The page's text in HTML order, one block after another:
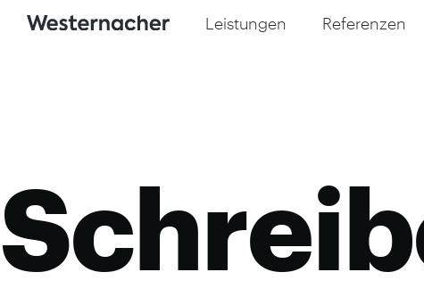
Leistungen Referenzen